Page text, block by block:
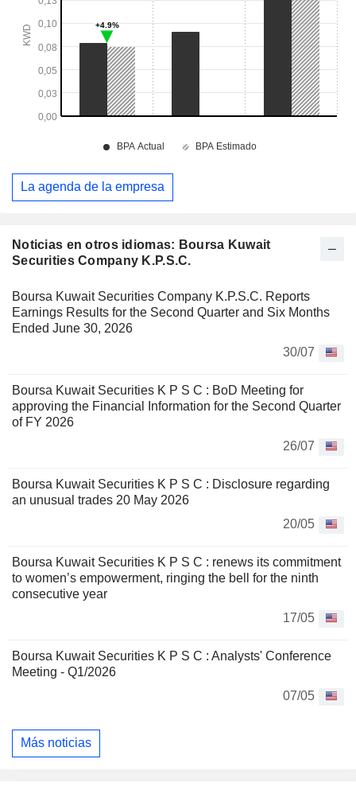
Noticias en otros idiomas: Boursa Kuwait
Securities Company K.P.S.C.
Boursa Kuwait Securities Company K.P.S.C. Reports
Earnings Results for the Second Quarter and Six Months
Ended June 30, 2026
30/07
Boursa Kuwait Securities K P S C : BoD Meeting for
approving the Financial Information for the Second Quarter
of FY 2026
26/07
Boursa Kuwait Securities K P S C : Disclosure regarding
an unusual trades 20 May 2026
20/05
Boursa Kuwait Securities K P S C : renews its commitment
to women’s empowerment, ringing the bell for the ninth
consecutive year
17/05
Boursa Kuwait Securities K P S C : Analysts' Conference
Meeting - Q1/2026
07/05
Más noticias
La agenda de la empresa